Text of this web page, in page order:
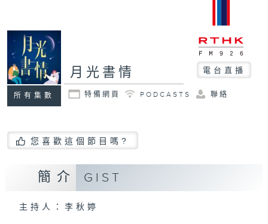
所有集數
月光書情 電台直播
特備網頁 PODCASTS 聯絡
您喜歡這個節目嗎?
簡介 GIST
主持人：李秋婷